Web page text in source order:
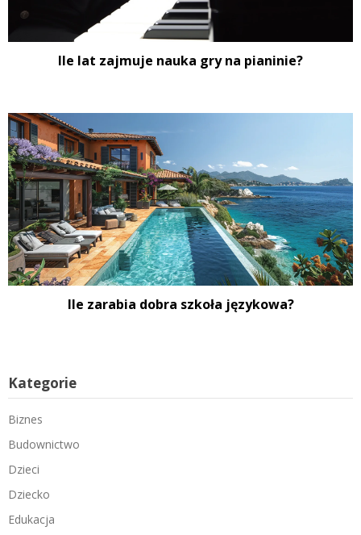
Ile lat zajmuje nauka gry na pianinie?
Ile zarabia dobra szkoła językowa?
Kategorie
Biznes
Budownictwo
Dzieci
Dziecko
Edukacja